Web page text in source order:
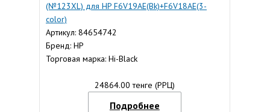
(№123XL) для HP F6V19AE(Bk)+F6V18AE(3-
сolor)
Артикул: 84654742
Бренд: HP
Торговая марка: Hi-Black
24864.00 тенге (РРЦ)
Подробнее